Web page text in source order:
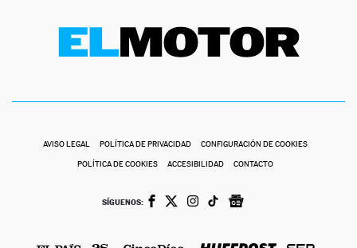
AVISO LEGAL POLÍTICA DE PRIVACIDAD CONFIGURACIÓN DE COOKIES
POLÍTICA DE COOKIES ACCESIBILIDAD CONTACTO
SÍGUENOS: